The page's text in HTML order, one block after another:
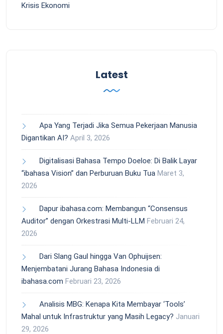
Krisis Ekonomi
Latest
Apa Yang Terjadi Jika Semua Pekerjaan Manusia
Digantikan AI? April 3, 2026
Digitalisasi Bahasa Tempo Doeloe: Di Balik Layar
“ibahasa Vision” dan Perburuan Buku Tua Maret 3,
2026
Dapur ibahasa.com: Membangun “Consensus
Auditor” dengan Orkestrasi Multi-LLM Februari 24,
2026
Dari Slang Gaul hingga Van Ophuijsen:
Menjembatani Jurang Bahasa Indonesia di
ibahasa.com Februari 23, 2026
Analisis MBG: Kenapa Kita Membayar ‘Tools’
Mahal untuk Infrastruktur yang Masih Legacy? Januari
29, 2026